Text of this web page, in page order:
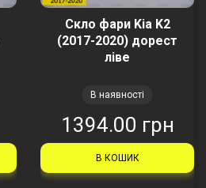
Скло фари Kia K2
(2017-2020) дорест
ліве
В наявності
1394.00 грн
В КОШИК